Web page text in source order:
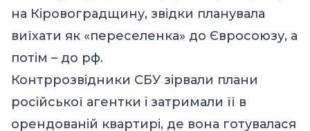
на Кіровоградщину, звідки планувала
виїхати як «переселенка» до Євросоюзу, а
потім – до рф.
Контррозвідники СБУ зірвали плани
російської агентки і затримали її в
орендованій квартирі, де вона готувалася